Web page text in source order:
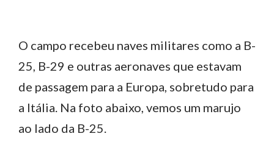
O campo recebeu naves militares como a B-
25, B-29 e outras aeronaves que estavam
de passagem para a Europa, sobretudo para
a Itália. Na foto abaixo, vemos um marujo
ao lado da B-25.